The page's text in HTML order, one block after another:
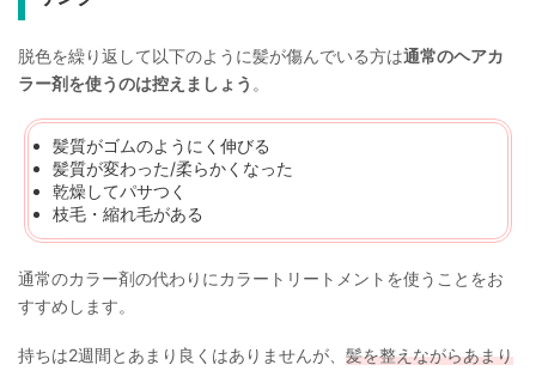
脱色を繰り返して以下のように髪が傷んでいる方は通常のヘアカ
ラー剤を使うのは控えましょう 。
髪質がゴムのようにく伸びる
髪質が変わった/柔らかくなった
乾燥してパサつく
枝毛・縮れ毛がある
通常のカラー剤の代わりにカラートリートメントを使うことをお
すすめします。
持ちは2週間とあまり良くはありませんが、 髪を整えながらあまり